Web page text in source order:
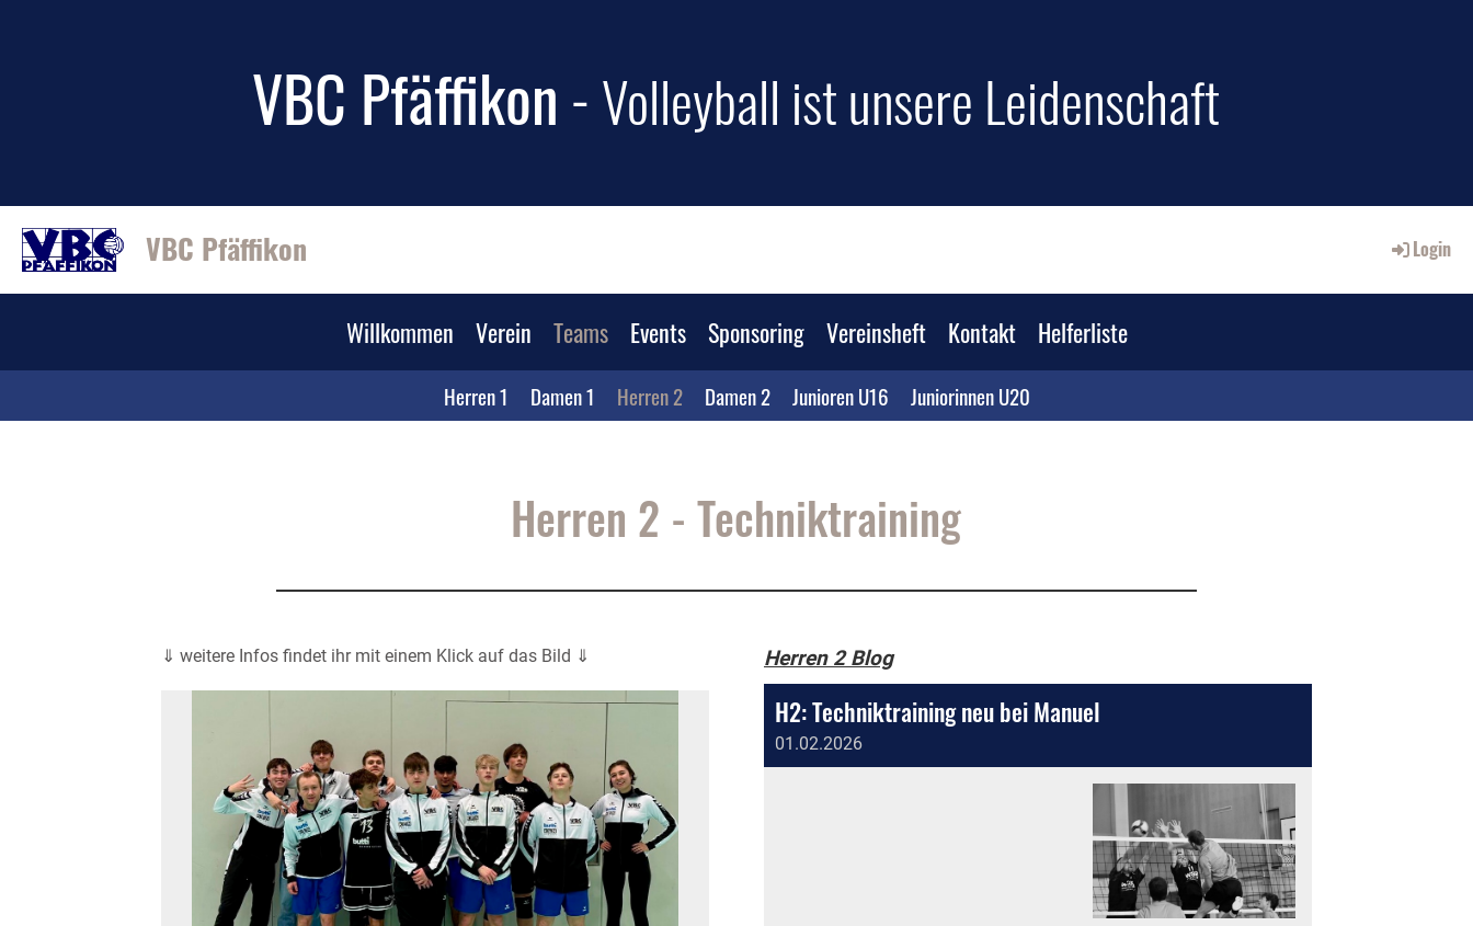
VBC Pfäffikon-Volleyball ist unsere Leidenschaft
VBC Pfäffikon Login
Willkommen Verein Teams Events Sponsoring Vereinsheft Kontakt Helferliste
Herren 1 Damen 1 Herren 2 Damen 2 Junioren U16 Juniorinnen U20
Herren 2 - Techniktraining
⇓ weitere Infos findet ihr mit einem Klick auf das Bild ⇓ Herren 2 Blog
H2: Techniktraining neu bei Manuel
01.02.2026